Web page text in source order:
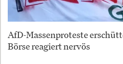
AfD-Massenproteste
Börse reagiert nervös